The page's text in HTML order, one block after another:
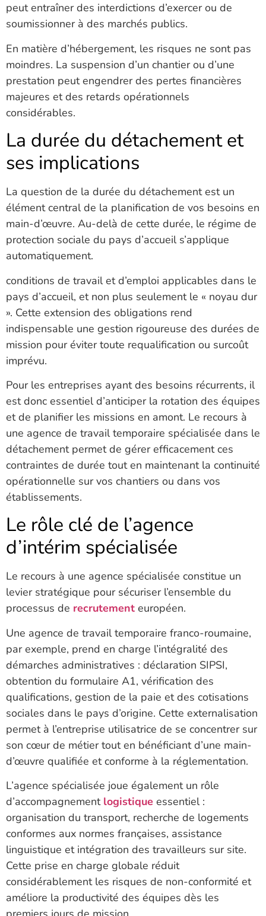
peut entraîner des interdictions d’exercer ou de
soumissionner à des marchés publics.
En matière d’hébergement, les risques ne sont pas
moindres. La suspension d’un chantier ou d’une
prestation peut engendrer des pertes financières
majeures et des retards opérationnels
considérables.
La durée du détachement et
ses implications
La question de la durée du détachement est un
élément central de la planification de vos besoins en
main-d’œuvre. Au-delà de cette durée, le régime de
protection sociale du pays d’accueil s’applique
automatiquement.
conditions de travail et d’emploi applicables dans le
pays d’accueil, et non plus seulement le « noyau dur
». Cette extension des obligations rend
indispensable une gestion rigoureuse des durées de
mission pour éviter toute requalification ou surcoût
imprévu.
Pour les entreprises ayant des besoins récurrents, il
est donc essentiel d’anticiper la rotation des équipes
et de planifier les missions en amont. Le recours à
une agence de travail temporaire spécialisée dans le
détachement permet de gérer efficacement ces
contraintes de durée tout en maintenant la continuité
opérationnelle sur vos chantiers ou dans vos
établissements.
Le rôle clé de l’agence
d’intérim spécialisée
Le recours à une agence spécialisée constitue un
levier stratégique pour sécuriser l’ensemble du
processus de recrutement européen.
Une agence de travail temporaire franco-roumaine,
par exemple, prend en charge l’intégralité des
démarches administratives : déclaration SIPSI,
obtention du formulaire A1, vérification des
qualifications, gestion de la paie et des cotisations
sociales dans le pays d’origine. Cette externalisation
permet à l’entreprise utilisatrice de se concentrer sur
son cœur de métier tout en bénéficiant d’une main-
d’œuvre qualifiée et conforme à la réglementation.
L’agence spécialisée joue également un rôle
d’accompagnement logistique essentiel :
organisation du transport, recherche de logements
conformes aux normes françaises, assistance
linguistique et intégration des travailleurs sur site.
Cette prise en charge globale réduit
considérablement les risques de non-conformité et
améliore la productivité des équipes dès les